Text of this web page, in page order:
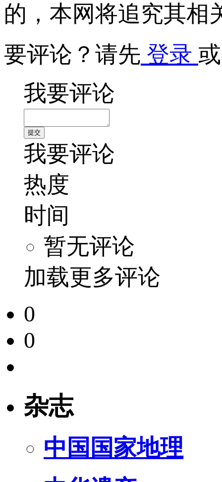
的，本网将追究其相
要评论？请先 登录
我要评论
我要评论
热度
时间
暂无评论
加载更多评论
0
0
杂志
中国国家地理